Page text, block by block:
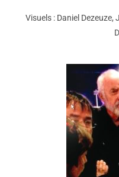
Visuels : Daniel Dezeuze,